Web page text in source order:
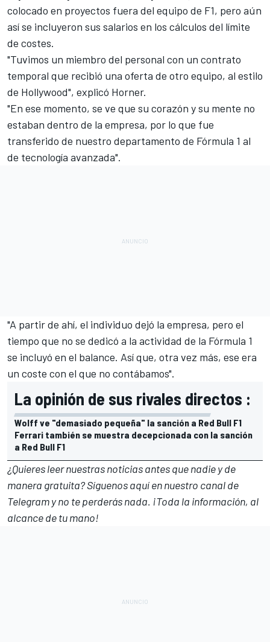
colocado en proyectos fuera del equipo de F1, pero aún
así se incluyeron sus salarios en los cálculos del límite
de costes.
"Tuvimos un miembro del personal con un contrato
temporal que recibió una oferta de otro equipo, al estilo
de Hollywood", explicó Horner.
"En ese momento, se ve que su corazón y su mente no
estaban dentro de la empresa, por lo que fue
transferido de nuestro departamento de Fórmula 1 al
de tecnología avanzada".
"A partir de ahí, el individuo dejó la empresa, pero el
tiempo que no se dedicó a la actividad de la Fórmula 1
se incluyó en el balance. Así que, otra vez más, ese era
un coste con el que no contábamos".
La opinión de sus rivales directos :
Wolff ve "demasiado pequeña" la sanción a Red Bull F1
Ferrari también se muestra decepcionada con la sanción
a Red Bull F1
¿Quieres leer nuestras noticias antes que nadie y de
manera gratuita? Síguenosaquí en nuestro canal de
Telegramy no te perderás nada. ¡Toda la información, al
alcance de tu mano!